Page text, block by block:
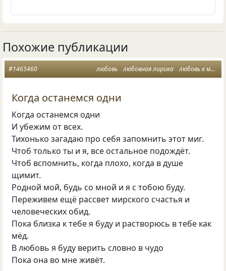
Похожие публикации
любовь любовная лирика любовь к мужчине
#1465460
Когда останемся одни
Когда останемся одни
И убежим от всех.
Тихонько загадаю про себя запомнить этот миг.
Чтоб только ты и я, все остальное подождёт.
Чтоб вспомнить, когда плохо, когда в душе
щимит.
Родной мой, будь со мной и я с тобою буду.
Переживем ещё рассвет мирского счастья и
человеческих обид.
Пока близка к тебе я буду и растворюсь в тебе как
мёд.
В любовь я буду верить словно в чудо
Пока она во мне живёт.